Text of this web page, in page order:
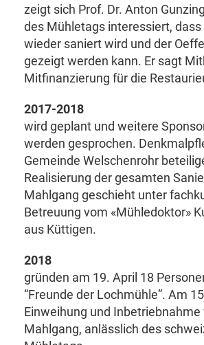
zeigt sich Prof. Dr. Anton
des Mühletags interessiert,
wieder saniert wird und der
gezeigt werden kann. Er sagt
Mitfinanzierung für die
2017-2018
wird geplant und weitere
werden gesprochen.
Gemeinde Welschenrohr
Realisierung der gesamten
Mahlgang geschieht unter
Betreuung vom «Mühledoktor»
aus Küttigen.
2018
gründen am 19. April 18
“Freunde der Lochmühle”. Am
Einweihung und Inbetriebnahme
Mahlgang, anlässlich des